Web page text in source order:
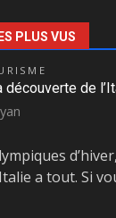
PLUS VUS
découverte de
a tout. Si